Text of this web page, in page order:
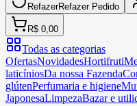
RefazerRefazer Pedido
R$ 0,00
Todas as categorias
OfertasNovidadesHortifruti
laticíniosDa nossa Fazenda
glútenPerfumaria e higiene
JaponesaLimpezaBazar e